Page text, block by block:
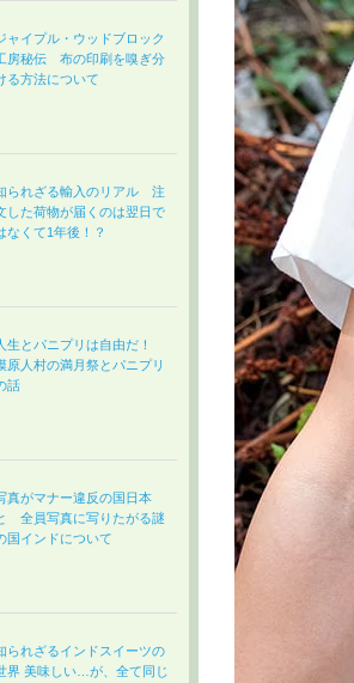
ャイプル・ウッドブロック
房秘伝 布の印刷を嗅ぎ分
る方法について
られざる輸入のリアル 注
した荷物が届くのは翌日で
なくて1年後！？
生とパニプリは自由だ！
原人村の満月祭とパニプリ
話
真がマナー違反の国日本
全員写真に写りたがる謎
国インドについて
られざるインドスイーツの
界 美味しい…が、全て同じ